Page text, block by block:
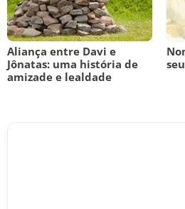
Aliança entre Davi e
Jônatas: uma história de
amizade e lealdade